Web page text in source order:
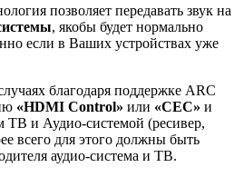
позволяет передавать звук на
, якобы будет нормально
если в Ваших устройствах уже
благодаря поддержке ARC
«HDMI Control» или «CEC» и
ТВ и Аудио-системой (ресивер,
всего для этого должны быть
аудио-система и ТВ.